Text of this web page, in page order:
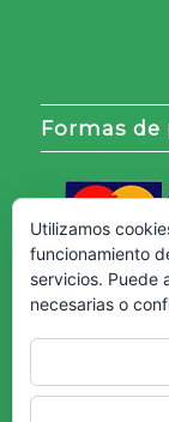
Formas de
Utilizamos
funcionamiento
servicios. Puede
necesarias o